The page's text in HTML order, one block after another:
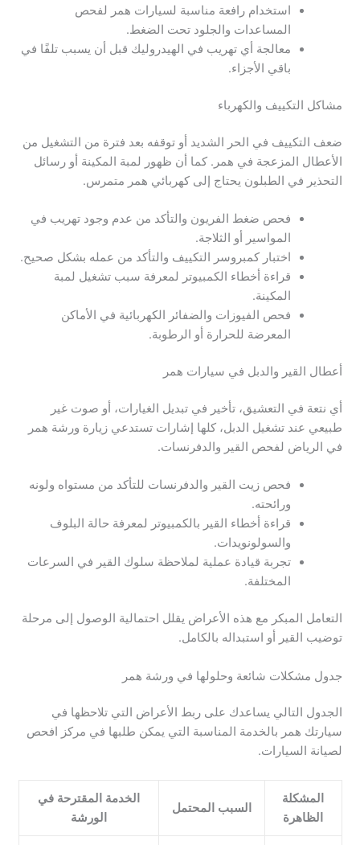
استخدام رافعة مناسبة لسيارات همر لفحص
المساعدات والجلود تحت الضغط.
معالجة أي تهريب في الهيدروليك قبل أن يسبب تلفًا في
باقي الأجزاء.
مشاكل التكييف والكهرباء
ضعف التكييف في الحر الشديد أو توقفه بعد فترة من التشغيل من
الأعطال المزعجة في همر. كما أن ظهور لمبة المكينة أو رسائل
التحذير في الطبلون يحتاج إلى كهربائي همر متمرس.
فحص ضغط الفريون والتأكد من عدم وجود تهريب في
المواسير أو الثلاجة.
اختبار كمبروسر التكييف والتأكد من عمله بشكل صحيح.
قراءة أخطاء الكمبيوتر لمعرفة سبب تشغيل لمبة
المكينة.
فحص الفيوزات والضفائر الكهربائية في الأماكن
المعرضة للحرارة أو الرطوبة.
أعطال القير والدبل في سيارات همر
أي نتعة في التعشيق، تأخير في تبديل الغيارات، أو صوت غير
طبيعي عند تشغيل الدبل، كلها إشارات تستدعي زيارة ورشة همر
في الرياض لفحص القير والدفرنسات.
فحص زيت القير والدفرنسات للتأكد من مستواه ولونه
ورائحته.
قراءة أخطاء القير بالكمبيوتر لمعرفة حالة البلوف
والسولونويدات.
تجربة قيادة عملية لملاحظة سلوك القير في السرعات
المختلفة.
التعامل المبكر مع هذه الأعراض يقلل احتمالية الوصول إلى مرحلة
توضيب القير أو استبداله بالكامل.
جدول مشكلات شائعة وحلولها في ورشة همر
الجدول التالي يساعدك على ربط الأعراض التي تلاحظها في
سيارتك همر بالخدمة المناسبة التي يمكن طلبها في مركز افحص
لصيانة السيارات.
المشكلة
الظاهرة
السبب المحتمل
الخدمة المقترحة في
الورشة